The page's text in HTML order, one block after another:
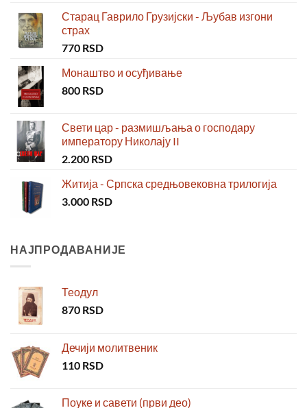
Старац Гаврило Грузијски - Љубав изгони
страх
770 RSD
Монаштво и осуђивање
800 RSD
Свети цар - размишљања о господару
императору Николају II
2.200 RSD
Житија - Српска средњовековна трилогија
3.000 RSD
НАЈПРОДАВАНИЈЕ
Теодул
870 RSD
Дечији молитвеник
110 RSD
Поуке и савети (први део)